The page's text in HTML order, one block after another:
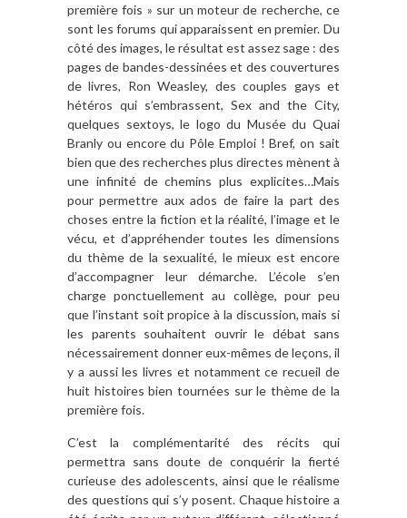
première fois » sur un moteur de recherche, ce
sont les forums qui apparaissent en premier. Du
côté des images, le résultat est assez sage : des
pages de bandes-dessinées et des couvertures
de livres, Ron Weasley, des couples gays et
hétéros qui s’embrassent, Sex and the City,
quelques sextoys, le logo du Musée du Quai
Branly ou encore du Pôle Emploi ! Bref, on sait
bien que des recherches plus directes mènent à
une infinité de chemins plus explicites…Mais
pour permettre aux ados de faire la part des
choses entre la fiction et la réalité, l’image et le
vécu, et d’appréhender toutes les dimensions
du thème de la sexualité, le mieux est encore
d’accompagner leur démarche. L’école s’en
charge ponctuellement au collège, pour peu
que l’instant soit propice à la discussion, mais si
les parents souhaitent ouvrir le débat sans
nécessairement donner eux-mêmes de leçons, il
y a aussi les livres et notamment ce recueil de
huit histoires bien tournées sur le thème de la
première fois.
C’est la complémentarité des récits qui
permettra sans doute de conquérir la fierté
curieuse des adolescents, ainsi que le réalisme
des questions qui s’y posent. Chaque histoire a